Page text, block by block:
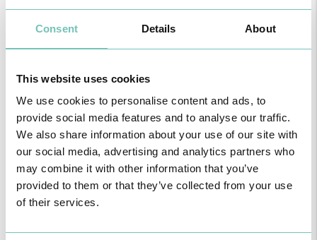
Consent Details About
This website uses cookies
We use cookies to personalise content and ads, to
provide social media features and to analyse our traffic.
We also share information about your use of our site with
our social media, advertising and analytics partners who
may combine it with other information that you’ve
provided to them or that they’ve collected from your use
of their services.
PODCAST EM ONCOLOGIA
conhecimento técnico c…